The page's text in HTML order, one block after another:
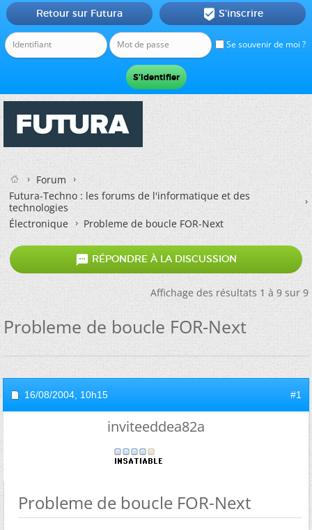
Se souvenir de moi ?
Retour sur Futura  S'inscrire
Forum
Futura-Techno : les forums de l'informatique et des
technologies
Électronique
Probleme de boucle FOR-Next
 RÉPONDRE À LA DISCUSSION
Affichage des résultats 1 à 9 sur 9
Probleme de boucle FOR-Next
16/08/2004, 10h15 #1
inviteeddea82a
Probleme de boucle FOR-Next